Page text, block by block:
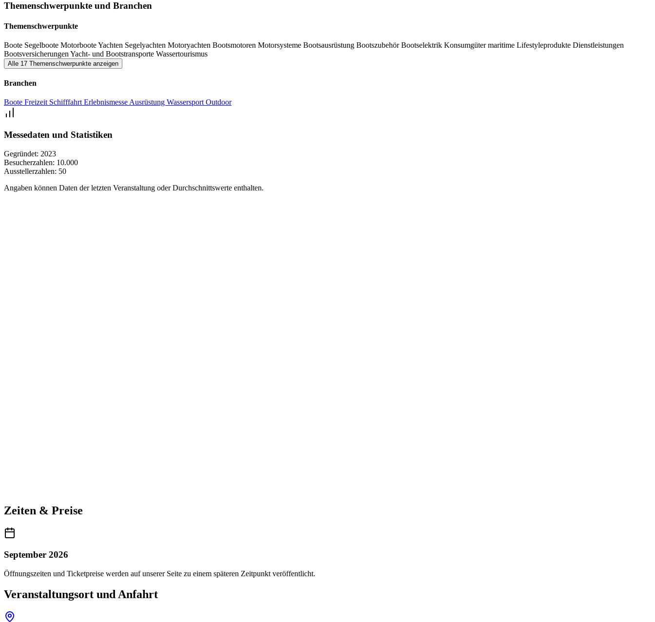
Themenschwerpunkte und Branchen
Themenschwerpunkte
Boote Segelboote MotorbooteYachten Segelyachten Motoryachten Bootsmotoren Motorsysteme Bootsausrüstung BootszubehörBootselektrik Konsumgütermaritime Lifestyleprodukte Dienstleistungen
Bootsversicherungen Yacht- und Bootstransporte Wassertourismus
Alle 17 Themenschwerpunkte anzeigen
Branchen
Boote Freizeit Schifffahrt Erlebnismesse Ausrüstung Wassersport Outdoor
Messedaten und Statistiken
Gegründet: 2023
Besucherzahlen: 10.000
Ausstellerzahlen: 50
Angaben können Daten der letzten Veranstaltung oder Durchschnittswerte enthalten.
Zeiten & Preise
September 2026
Öffnungszeiten und Ticketpreise werden auf unserer Seite zu einem späteren Zeitpunkt veröffentlicht.
Veranstaltungsort und Anfahrt